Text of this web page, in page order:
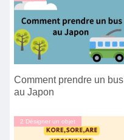
Comment prendre un bus
au Japon
2 Désigner un objet